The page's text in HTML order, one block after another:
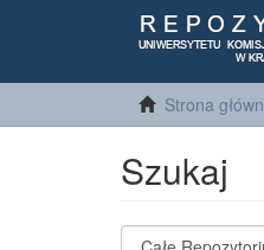
Strona
Szukaj